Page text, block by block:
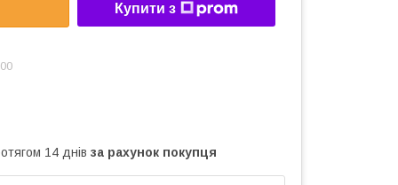
Купити з
14 днів за рахунок покупця